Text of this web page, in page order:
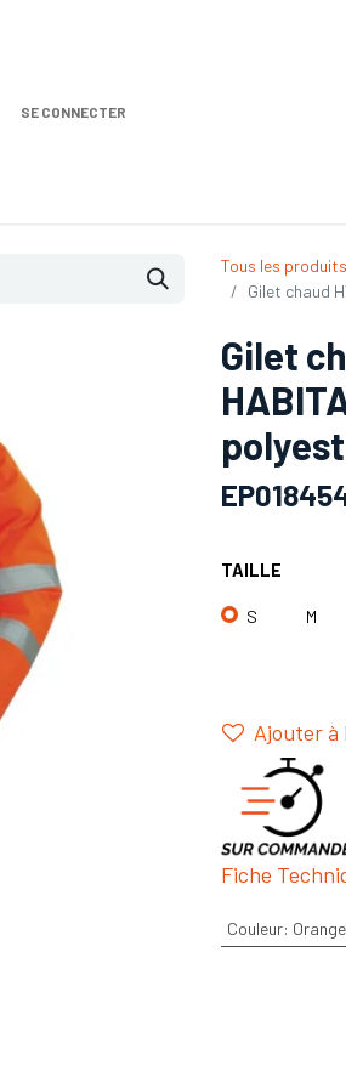
SE CONNECTER
Tous les produits
Gilet chaud
Gilet
TAILLE
S M
Ajouter à
Fiche
Couleur: